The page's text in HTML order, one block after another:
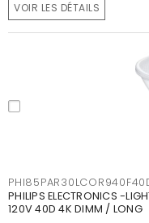
VOIR LES DÉTAILS
PHILIPS ELECTRONICS -
120V 40D 4K DIMM / LONG